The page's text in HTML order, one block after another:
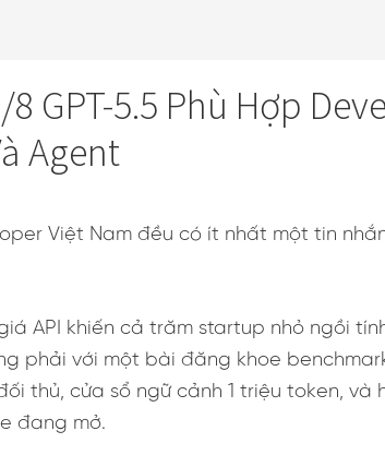
8 GPT-5.5 Phù Hợp
Agent
Việt Nam đều có ít nhất một tin
API khiến cả trăm startup nhỏ ngồi
phải với một bài đăng khoe
thủ, cửa sổ ngữ cảnh 1 triệu token, và
đang mở.